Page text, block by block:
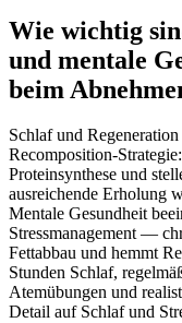
Wie wichtig
und mentale
beim
Schlaf und
Proteinsynthese und
ausreichende Erholung
Mentale Gesundheit
Stressmanagement —
Fettabbau und hemmt
Stunden Schlaf,
Atemübungen und
Detail auf Schlaf und